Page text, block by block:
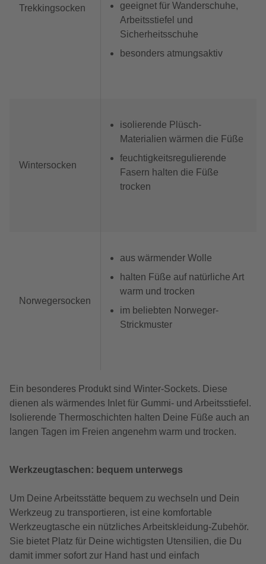
Trekkingsocken
geeignet für Wanderschuhe,
Arbeitsstiefel und
Sicherheitsschuhe
besonders atmungsaktiv
Wintersocken
isolierende Plüsch-
Materialien wärmen die Füße
feuchtigkeitsregulierende
Fasern halten die Füße
trocken
Norwegersocken
aus wärmender Wolle
halten Füße auf natürliche Art
warm und trocken
im beliebten Norweger-
Strickmuster
Ein besonderes Produkt sind Winter-Sockets. Diese
dienen als wärmendes Inlet für Gummi- und Arbeitsstiefel.
Isolierende Thermoschichten halten Deine Füße auch an
langen Tagen im Freien angenehm warm und trocken.
Werkzeugtaschen: bequem unterwegs
Um Deine Arbeitsstätte bequem zu wechseln und Dein
Werkzeug zu transportieren, ist eine komfortable
Werkzeugtasche ein nützliches Arbeitskleidung-Zubehör.
Sie bietet Platz für Deine wichtigsten Utensilien, die Du
damit immer sofort zur Hand hast und einfach